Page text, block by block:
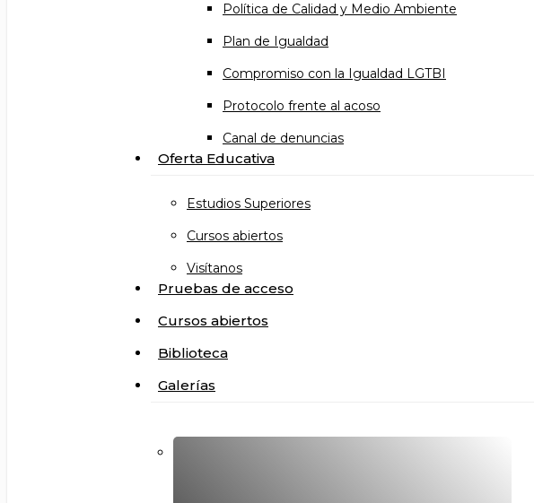
Política de Calidad y Medio Ambiente
Plan de Igualdad
Compromiso con la Igualdad LGTBI
Protocolo frente al acoso
Canal de denuncias
Oferta Educativa
Estudios Superiores
Cursos abiertos
Visítanos
Pruebas de acceso
Cursos abiertos
Biblioteca
Galerías